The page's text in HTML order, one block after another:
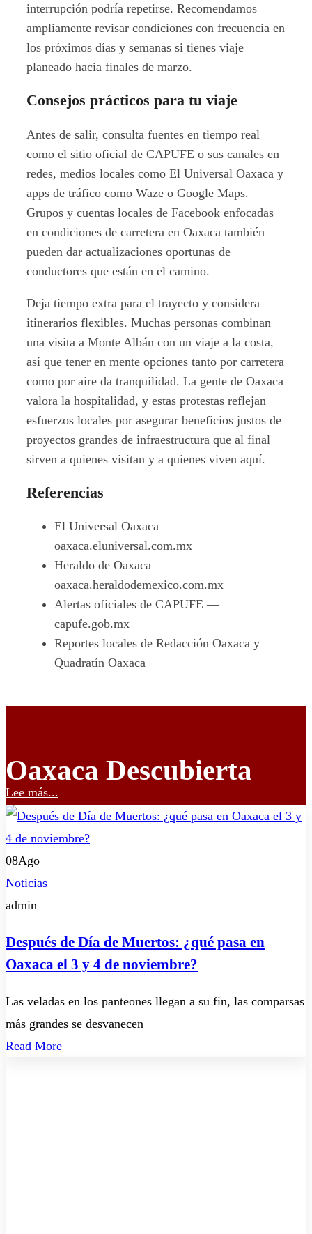
interrupción podría repetirse. Recomendamos
ampliamente revisar condiciones con frecuencia en
los próximos días y semanas si tienes viaje
planeado hacia finales de marzo.
Consejos prácticos para tu viaje
Antes de salir, consulta fuentes en tiempo real
como el sitio oficial de CAPUFE o sus canales en
redes, medios locales como El Universal Oaxaca y
apps de tráfico como Waze o Google Maps.
Grupos y cuentas locales de Facebook enfocadas
en condiciones de carretera en Oaxaca también
pueden dar actualizaciones oportunas de
conductores que están en el camino.
Deja tiempo extra para el trayecto y considera
itinerarios flexibles. Muchas personas combinan
una visita a Monte Albán con un viaje a la costa,
así que tener en mente opciones tanto por carretera
como por aire da tranquilidad. La gente de Oaxaca
valora la hospitalidad, y estas protestas reflejan
esfuerzos locales por asegurar beneficios justos de
proyectos grandes de infraestructura que al final
sirven a quienes visitan y a quienes viven aquí.
Referencias
El Universal Oaxaca —
oaxaca.eluniversal.com.mx
Heraldo de Oaxaca —
oaxaca.heraldodemexico.com.mx
Alertas oficiales de CAPUFE —
capufe.gob.mx
Reportes locales de Redacción Oaxaca y
Quadratín Oaxaca
Oaxaca Descubierta
Lee más...
08Ago
Noticias
admin
Después de Día de Muertos: ¿qué pasa en
Oaxaca el 3 y 4 de noviembre?
Las veladas en los panteones llegan a su fin, las comparsas
más grandes se desvanecen
Read More